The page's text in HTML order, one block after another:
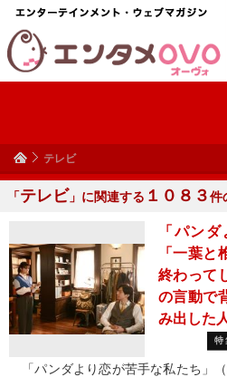
テレビ
「テレビ 」に関連する １０８３件
「パン
「一葉と
終わって
の言動で
み出した
特
「パンダより恋が苦手な私たち」